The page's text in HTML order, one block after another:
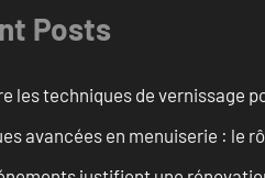
Posts
les techniques de vernissage
avancées en menuiserie : le